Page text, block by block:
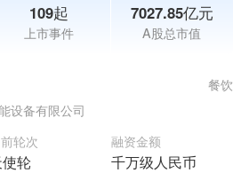
109起
上市事件
7027.85亿元
A股总市值
设备有限公司
轮次
轮
融资金额
千万级人民币
餐饮